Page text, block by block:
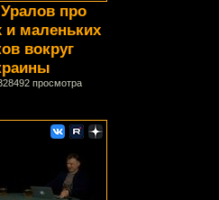
про
маленьких
вокруг
просмотра